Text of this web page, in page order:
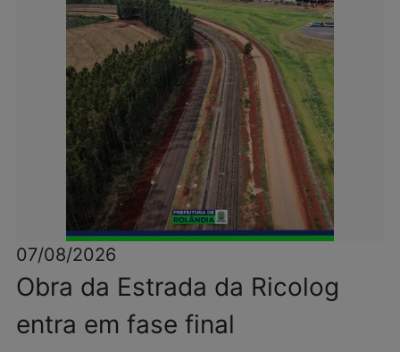
07/08/2026
Obra da Estrada da Ricolog
entra em fase final